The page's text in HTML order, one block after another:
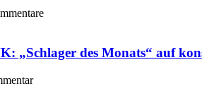
„Schlager des Monats“ auf